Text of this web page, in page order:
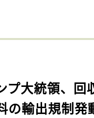
プ大統領、回
の輸出規制発